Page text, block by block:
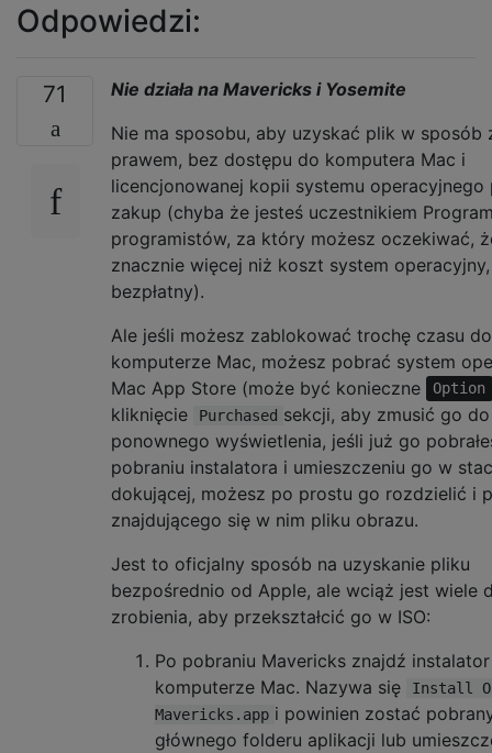
Odpowiedzi:
71
Nie działa na Mavericks i Yosemite
Nie ma sposobu, aby uzyskać plik w sposób
prawem, bez dostępu do komputera Mac i
licencjonowanej kopii systemu operacyjnego
zakup (chyba że jesteś uczestnikiem
programistów, za który możesz oczekiwać,
znacznie więcej niż koszt system
bezpłatny).
Ale jeśli możesz zablokować trochę czasu
komputerze Mac, możesz pobrać system
Mac App Store (może być konieczne
Option
kliknięcie Purchased sekcji, aby zmusić go do
ponownego wyświetlenia, jeśli już go
pobraniu instalatora i umieszczeniu go w
dokującej, możesz po prostu go rozdzielić i
znajdującego się w nim pliku obrazu.
Jest to oficjalny sposób na uzyskanie pliku
bezpośrednio od Apple, ale wciąż jest wiele
zrobienia, aby przekształcić go w ISO:
Po pobraniu Mavericks znajdź
komputerze Mac. Nazywa się
Install
Mavericks.app i powinien zostać
głównego folderu aplikacji lub